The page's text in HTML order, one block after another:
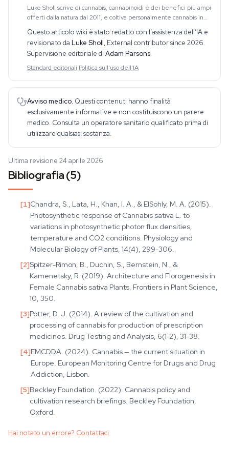
Luke Sholl scrive di cannabis, cannabinoidi e dei benefici più ampi
offerti dalla natura dal 2011, e coltiva personalmente cannabis in
grow tent domestiche da oltre un decennio. Questa esperienza
diretta di coltivazione
Questo articolo wiki è stato redatto con l’assistenza dell’IA e
revisionato da Luke Sholl, External contributor since 2026.
Supervisione editoriale di Adam Parsons.
Standard editoriali·Politica sull'uso dell'IA
Avviso medico. Questi contenuti hanno finalità
esclusivamente informative e non costituiscono un parere
medico. Consulta un operatore sanitario qualificato prima di
utilizzare qualsiasi sostanza.
Ultima revisione 24 aprile 2026
Bibliografia (5)
[1]Chandra, S., Lata, H., Khan, I. A., & ElSohly, M. A. (2015).
Photosynthetic response of Cannabis sativa L. to
variations in photosynthetic photon flux densities,
temperature and CO2 conditions. Physiology and
Molecular Biology of Plants, 14(4), 299-306.
[2]Spitzer-Rimon, B., Duchin, S., Bernstein, N., &
Kamenetsky, R. (2019). Architecture and Florogenesis in
Female Cannabis sativa Plants. Frontiers in Plant Science,
10, 350.
[3]Potter, D. J. (2014). A review of the cultivation and
processing of cannabis for production of prescription
medicines. Drug Testing and Analysis, 6(1-2), 31-38.
[4]EMCDDA. (2024). Cannabis — the current situation in
Europe. European Monitoring Centre for Drugs and Drug
Addiction, Lisbon.
[5]Beckley Foundation. (2022). Cannabis policy and
cultivation research briefings. Beckley Foundation,
Oxford.
Hai notato un errore? Contattaci